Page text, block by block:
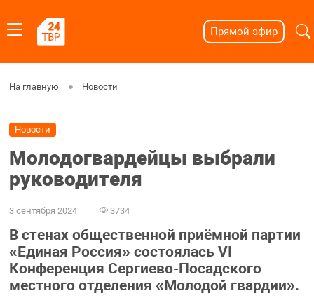
Прямой эфир
На главную Новости
Новости
Молодогвардейцы выбрали
руководителя
3 сентября 2024 3734
В стенах общественной приёмной партии
«Единая Россия» состоялась VI
Конференция Сергиево-Посадского
местного отделения «Молодой гвардии».